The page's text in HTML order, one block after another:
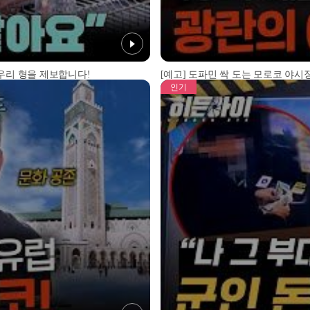
리 형을 제보합니다! [예고] 도파민 싹 도는 모로코 야시
인기